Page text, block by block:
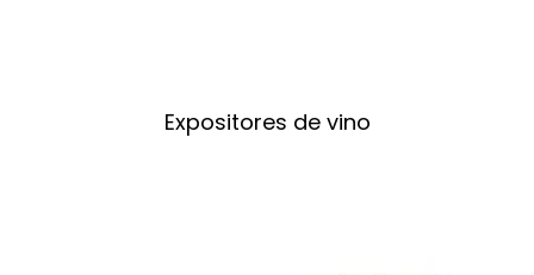
Expositores de vino